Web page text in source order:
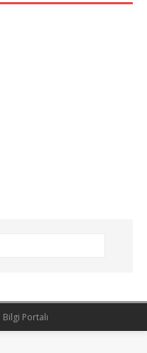
Portalı